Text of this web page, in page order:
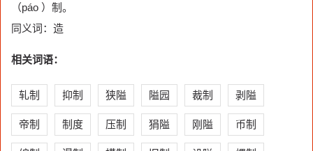
（páo ）制。
同义词：造
相关词语：
轧制 抑制 狭隘 隘园 裁制 剥隘
帝制 制度 压制 狷隘 刚隘 币制